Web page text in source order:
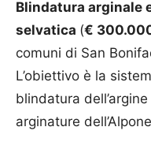
Blindatura arginale
selvatica (€
comuni di San
L’obiettivo è la
blindatura
arginature